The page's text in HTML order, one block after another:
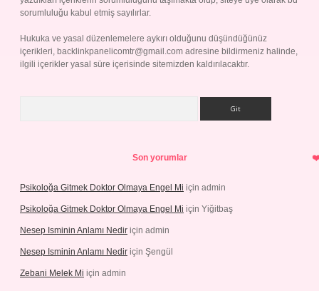
sorumluluğu kabul etmiş sayılırlar.
Hukuka ve yasal düzenlemelere aykırı olduğunu düşündüğünüz
içerikleri, backlinkpanelicomtr@gmail.com adresine bildirmeniz halinde,
ilgili içerikler yasal süre içerisinde sitemizden kaldırılacaktır.
Son yorumlar
Psikoloğa Gitmek Doktor Olmaya Engel Mi için admin
Psikoloğa Gitmek Doktor Olmaya Engel Mi için Yiğitbaş
Nesep Isminin Anlamı Nedir için admin
Nesep Isminin Anlamı Nedir için Şengül
Zebani Melek Mi için admin